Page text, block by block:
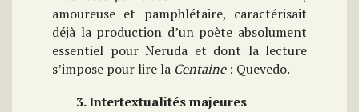
amoureuse et pamphlétaire, caractérisait
déjà la production d’un poète absolument
essentiel pour Neruda et dont la lecture
s’impose pour lire la Centaine: Quevedo.
3. Intertextualités majeures